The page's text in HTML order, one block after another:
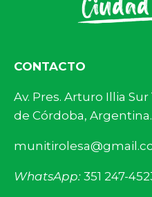
CONTACTO
Av. Pres. Arturo
de Córdoba, Argentina.
WhatsApp: 351 247-